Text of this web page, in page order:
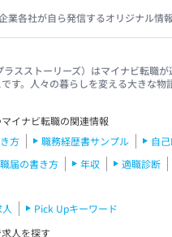
業各社が自ら発信するオリジナル情
スストーリーズ）はマイナビ転職
す。人々の暮らしを変える大きな
イナビ転職の関連情報
方
職務経歴書サンプル 自
届の書き方
年収 適職診断
Pick Upキーワード
人を探す